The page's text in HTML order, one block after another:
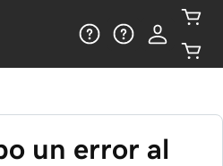
un error al